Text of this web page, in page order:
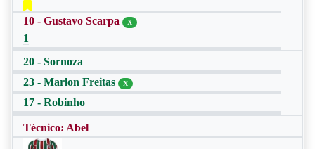
10 - Gustavo Scarpa X
1
20 - Sornoza
23 - Marlon Freitas
X
17 - Robinho
Técnico: Abel